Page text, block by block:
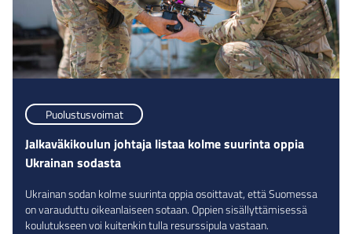
Puolustusvoimat
Jalkaväkikoulun johtaja listaa kolme suurinta oppia
Ukrainan sodasta
Ukrainan sodan kolme suurinta oppia osoittavat, että Suomessa
on varauduttu oikeanlaiseen sotaan. Oppien sisällyttämisessä
koulutukseen voi kuitenkin tulla resurssipula vastaan.